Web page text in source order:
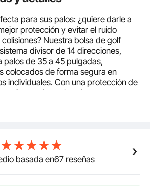
para sus palos: ¿quiere darle a
protección y evitar el ruido
Nuestra bolsa de golf
divisor de 14 direcciones,
palos de 35 a 45 pulgadas,
colocados de forma segura en
individuales. Con una protección de
evita que los palos choquen y
o daños.
metálicas de alta calidad
joyería son suaves,
resistentes al óxido, lo que garantiza
basada en67 reseñas